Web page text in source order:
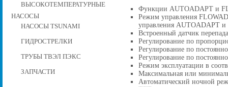
ВЫСОКОТЕМПЕРАТУРНЫЕ
НАСОСЫ
НАСОСЫ TSUNAMI
ГИДРОСТРЕЛКИ
ТРУБЫ ТВЭЛ ПЭКС
ЗАПЧАСТИ
Функции AUTOADAPT и
Режим управления
управления AUTOADAPT
Встроенный датчик
Регулирование по
Регулирование по
Регулирование по
Режим эксплуатации в
Максимальная или
Автоматический ночной